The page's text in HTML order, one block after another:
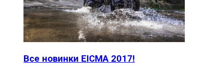
Все новинки EICMA 2017!